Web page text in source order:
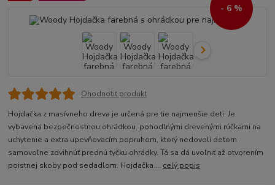
- 6 %
Ohodnotiť produkt
Hojdačka z masívneho dreva je určená pre tie najmenšie deti. Je
vybavená bezpečnostnou ohrádkou, pohodlnými drevenými rúčkami na
uchytenie a extra upevňovacím popruhom, ktorý nedovolí deťom
samovoľne zdvihnúť prednú tyčku ohrádky. Tá sa dá uvoľniť až otvorením
poistnej skoby pod sedadlom. Hojdačka ... celý popis